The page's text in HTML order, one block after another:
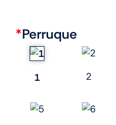
*Perruque
1 2